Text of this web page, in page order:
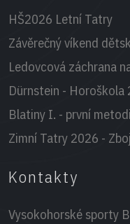
HŠ2026 Letní Tatry
Závěrečný víkend
Ledovcová záchrana
Dürnstein - Horoškola
Blatiny I. - první
Zimní Tatry 2026 -
Kontakty
Vysokohorské sporty